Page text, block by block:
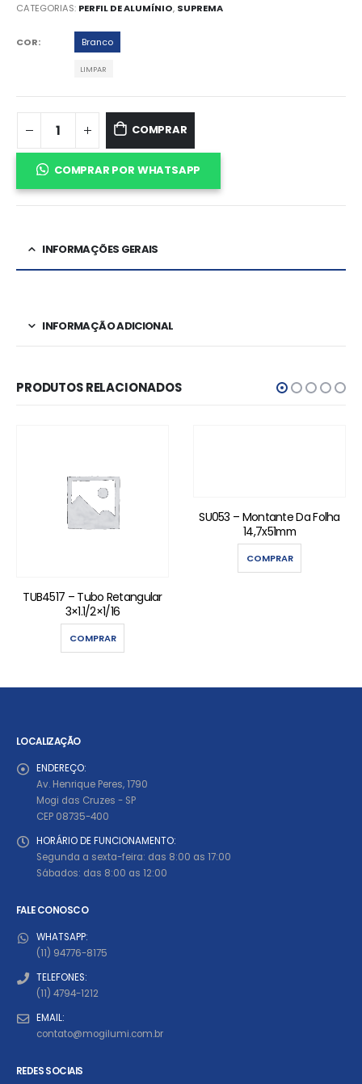
CATEGORIAS: PERFIL DE ALUMÍNIO, SUPREMA
COR Branco
LIMPAR
COMPRAR
COMPRAR POR WHATSAPP
INFORMAÇÕES GERAIS
INFORMAÇÃO ADICIONAL
PRODUTOS RELACIONADOS
TUB4517 – Tubo Retangular
3×1.1/2×1/16
COMPRAR
SU053 – Montante Da Folha
14,7x51mm
COMPRAR
LOCALIZAÇÃO
ENDEREÇO:
Av. Henrique Peres, 1790
Mogi das Cruzes - SP
CEP 08735-400
HORÁRIO DE FUNCIONAMENTO:
Segunda a sexta-feira: das 8:00 as 17:00
Sábados: das 8:00 as 12:00
FALE CONOSCO
WHATSAPP:
(11) 94776-8175
TELEFONES:
(11) 4794-1212
EMAIL:
contato@mogilumi.com.br
REDES SOCIAIS